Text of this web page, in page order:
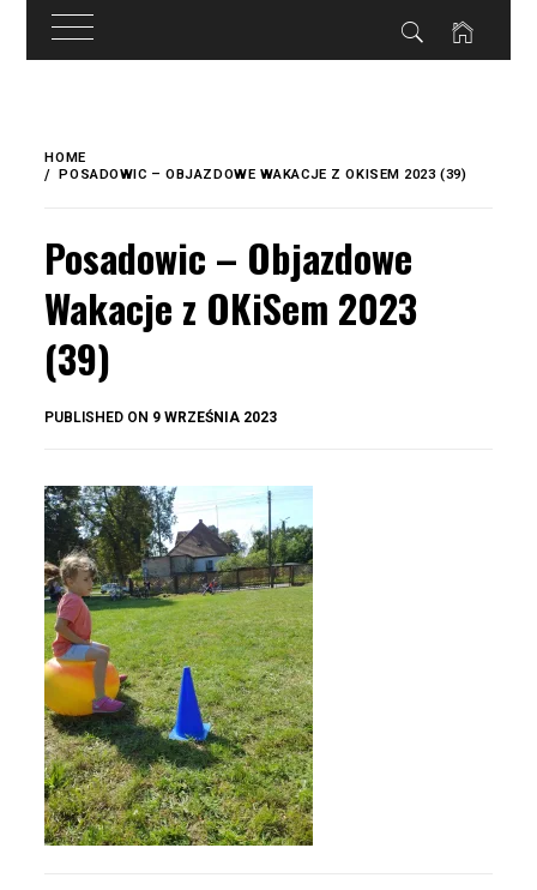
treści
content
HOME
POSADOWIC – OBJAZDOWE WAKACJE Z OKISEM 2023 (39)
Posadowic – Objazdowe
Wakacje z OKiSem 2023
(39)
PUBLISHED ON 9 WRZEŚNIA 2023